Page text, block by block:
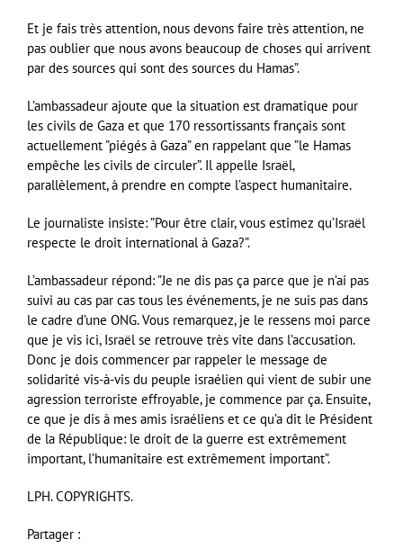
Et je fais très attention, nous devons faire très attention, ne
pas oublier que nous avons beaucoup de choses qui arrivent
par des sources qui sont des sources du Hamas”.
L’ambassadeur ajoute que la situation est dramatique pour
les civils de Gaza et que 170 ressortissants français sont
actuellement ”piégés à Gaza” en rappelant que ”le Hamas
empêche les civils de circuler”. Il appelle Israël,
parallèlement, à prendre en compte l’aspect humanitaire.
Le journaliste insiste: ”Pour être clair, vous estimez qu’Israël
respecte le droit international à Gaza?”.
L’ambassadeur répond: ”Je ne dis pas ça parce que je n’ai pas
suivi au cas par cas tous les événements, je ne suis pas dans
le cadre d’une ONG. Vous remarquez, je le ressens moi parce
que je vis ici, Israël se retrouve très vite dans l’accusation.
Donc je dois commencer par rappeler le message de
solidarité vis-à-vis du peuple israélien qui vient de subir une
agression terroriste effroyable, je commence par ça. Ensuite,
ce que je dis à mes amis israéliens et ce qu’a dit le Président
de la République: le droit de la guerre est extrêmement
important, l’humanitaire est extrêmement important”.
LPH. COPYRIGHTS.
Partager :